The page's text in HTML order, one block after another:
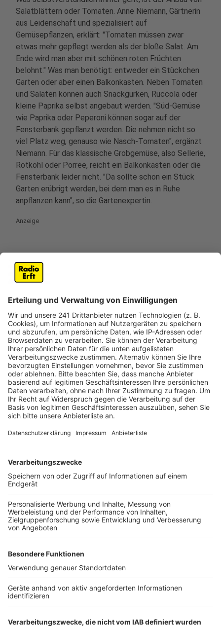
Salatblättern oder Tomaten. Anne Niemann, Gärtnerin
aus Leidenschaft und spezialisiert auf
Gemüsepflanzen, erklärt: "Tomaten müssen zwar
etwas mehr gepflegt werden als der bloße Salat. Am
Ende wird man aber mit schönen roten Früchten
belohnt." Was man benötigt: entweder ein Stückchen
Garten oder aber einen Balkonkasten. Neben Tomaten
und Salaten können auch Snackgurken, Ruccola oder
kleine Paprika selbst angebaut werden. "Süd-Gemüse
wie Paprika oder Peperoni können sogar auf der
Fensterbank gepflanzt werden. Die nehmen nicht so
viel Platz weg, genauso wie Nasch-Tomaten", ergänzt
Niemann. Für das klassische Grobgemüse, also Sellerie,
Rotkohl oder Porree, reicht ein Balkonkasten oder die
Fensterbank leider nicht. "Da sollte schon ein Stück
Garten erübrigt werden, bei dem man es in Ruhe
anpflanzen kann", so die Gartenexpertin.
Anzeige
Anzeige
Anzeige
Was für Niemann ganz wichtig ist: zum Anbau braucht
man spezielle Erde - bestenfalls Gemüseerde aus den
Gartencentern. "Die Erde ist die Wurzel der Pflanze,
mit ihr hat sie einen guten Start ins Leben", so
Niemann. Das bedeutet: Gartenerde aus dem
Discounter empfiehlt sie nicht empfohlen. Sie rät zum
Anbau mit Jungpflanzen. "Die haben schon alles, was
aufpassen. Da muss ich unbedingt auch darauf achten,
stimmt. Das sind alles schwierige Sachen", erläutert
sie. Beim Gießen sollte Vorsicht gelten. Der Rat der
Expertin: "Man muss natürlich ausreichend wässern,
aber nicht zu viel. Wer sich unsicher ist, hält seinen
Daumen auf die Erde und spürt selbst, ob die Pflanze
Wasser benötigt oder eben nicht."
Wann mit dem Anbau beginnen? Salat oder Kohlrabi
können auch bei Minusgraden angebaut werden.
werden, wenn sicher ist, dass es keinen Frost mehr
gibt. Ein guter Zeitpunkt, ab spätestens Mai hohen
Lebensmittelpreisen zu trotzen.
Autoren: Nina Tenhaef & Joachim Schultheis